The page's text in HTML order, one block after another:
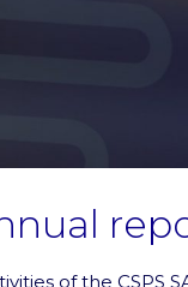
of the CSPS